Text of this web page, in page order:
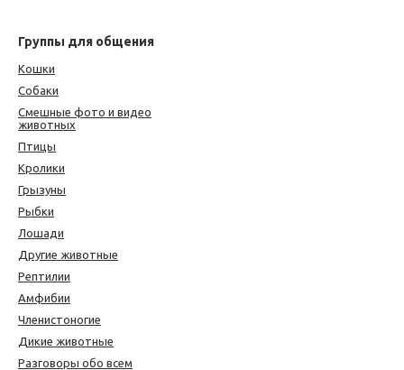
Группы для общения
Кошки
Собаки
Смешные фото и видео
животных
Птицы
Кролики
Грызуны
Рыбки
Лошади
Другие животные
Рептилии
Амфибии
Членистоногие
Дикие животные
Разговоры обо всем